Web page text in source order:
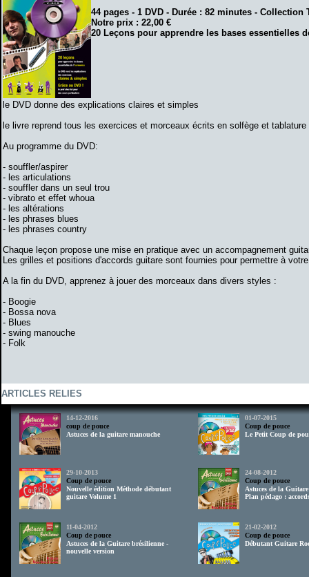
44 pages - 1 DVD - Durée : 82 minutes - Collection
Notre prix : 22,00 €
20 Leçons pour apprendre les bases essentielles
le DVD donne des explications claires et simples
le livre reprend tous les exercices et morceaux écrits en solfège et tablature
Au programme du DVD:
- souffler/aspirer
- les articulations
- souffler dans un seul trou
- vibrato et effet whoua
- les altérations
- les phrases blues
- les phrases country
Chaque leçon propose une mise en pratique avec un accompagnement
Les grilles et positions d'accords guitare sont fournies pour permettre à
A la fin du DVD, apprenez à jouer des morceaux dans divers styles :
- Boogie
- Bossa nova
- Blues
- swing manouche
- Folk
ARTICLES RELIES
14-12-2016
coup de pouce
Astuces de la guitare manouche
01-07-2015
Coup de pouce
Le Petit Coup de
29-10-2013
Coup de pouce
Nouvelle édition Méthode débutant
guitare Volume 1
24-08-2012
Coup de pouce
Astuces de la
Plan pédago :
11-04-2012
Coup de pouce
Astuces de la Guitare brésilienne -
nouvelle version
21-02-2012
Coup de pouce
Débutant Guitare